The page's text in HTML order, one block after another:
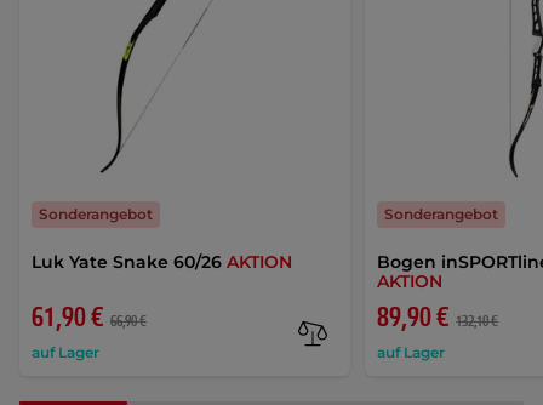
Luk Yate Snake 60/26 AKTION
61,90 € 66,90 €
auf Lager
Sonderangebot
Bogen
AKTION
89,90 € 132,10 €
auf Lager
Sonderangebot